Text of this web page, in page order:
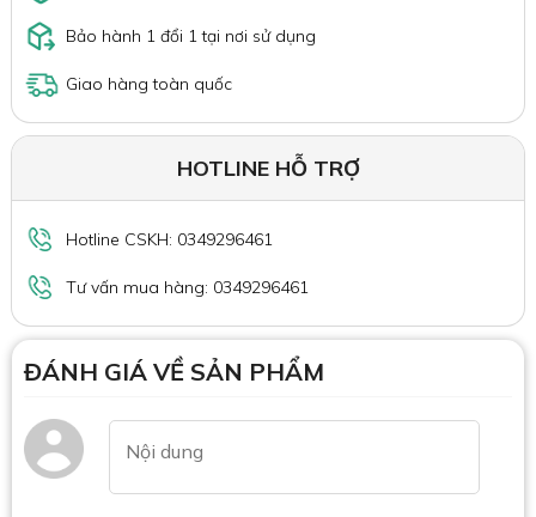
Bảo hành 1 đổi 1 tại nơi sử dụng
Giao hàng toàn quốc
HOTLINE HỖ TRỢ
Hotline CSKH: 0349296461
Tư vấn mua hàng: 0349296461
ĐÁNH GIÁ VỀ SẢN PHẨM